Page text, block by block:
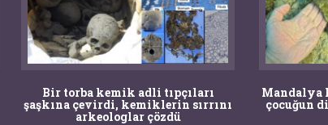
Bir torba kemik adli tıpçıları
şaşkına çevirdi, kemiklerin sırrını
arkeologlar çözdü
Mandalya
çocuğun